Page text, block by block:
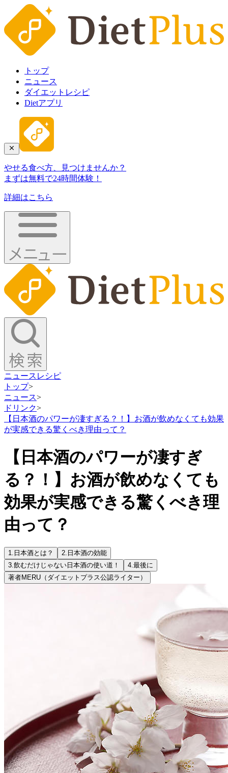
トップ
ニュース
ダイエットレシピ
Dietアプリ
やせる食べ方、見つけませんか？
まずは無料で24時間体験！
詳細はこちら
ニュース レシピ
トップ>
ニュース>
ドリンク>
【日本酒のパワーが凄すぎる？！】お酒が飲めなくても効果
が実感できる驚くべき理由って？
【日本酒のパワーが凄すぎ
る？！】お酒が飲めなくても
効果が実感できる驚くべき理
由って？
1. 日本酒とは？ 2. 日本酒の効能
3.飲むだけじゃない日本酒の使い道！ 4.最後に
著者MERU（ダイエットプラス公認ライター）